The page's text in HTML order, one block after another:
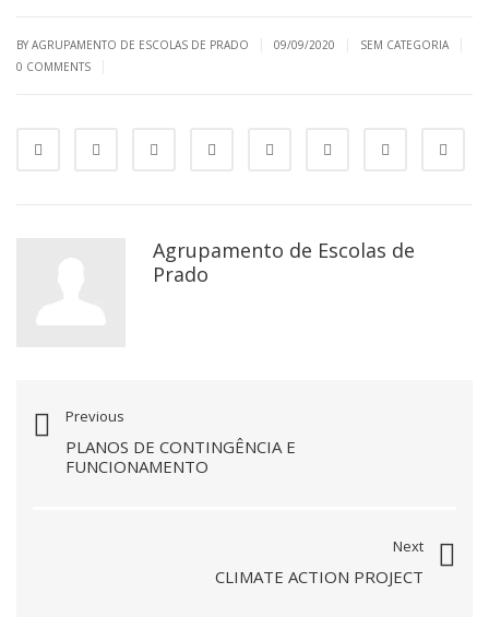
BY AGRUPAMENTO DE ESCOLAS DE PRADO 09/09/2020 SEM CATEGORIA
0 COMMENTS
Agrupamento de Escolas de
Prado
Previous
PLANOS DE CONTINGÊNCIA E
FUNCIONAMENTO
Next
CLIMATE ACTION PROJECT